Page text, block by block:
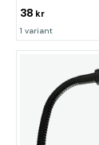
38 kr
1 variant